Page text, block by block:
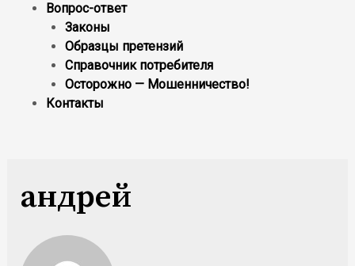
Вопрос-ответ
Законы
Образцы претензий
Справочник потребителя
Осторожно — Мошенничество!
Контакты
андрей